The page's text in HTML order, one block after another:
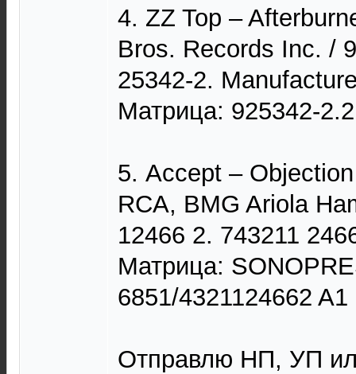
4. ZZ Top –
Bros. Records Inc. /
25342-2.
Матрица: 925342-
5. Accept –
RCA, BMG Ariola
12466 2. 743211
Матрица:
6851/4321124662 A1
Отправлю НП, УП